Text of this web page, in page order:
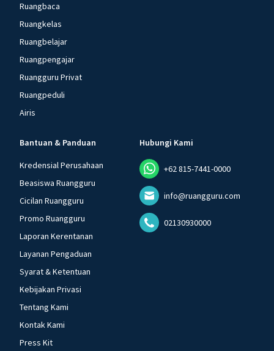
Ruangbaca
Ruangkelas
Ruangbelajar
Ruangpengajar
Ruangguru Privat
Ruangpeduli
Airis
Bantuan & Panduan
Kredensial Perusahaan
Beasiswa Ruangguru
Cicilan Ruangguru
Promo Ruangguru
Laporan Kerentanan
Layanan Pengaduan
Syarat & Ketentuan
Kebijakan Privasi
Tentang Kami
Kontak Kami
Press Kit
Hubungi Kami
+62 815-7441-0000
info@ruangguru.com
02130930000